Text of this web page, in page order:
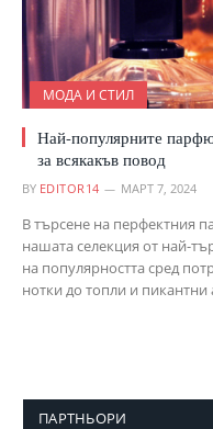
МОДА И СТИЛ
Най-популярните
за всякакъв повод
BY EDITOR14 МАРТ 7, 2024
В търсене на перфектния
нашата селекция от най-
на популярността сред
нотки до топли и
ПАРТНЬОРИ